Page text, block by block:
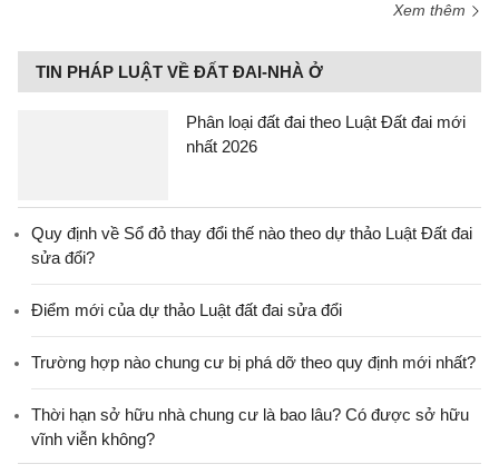
Xem thêm
TIN PHÁP LUẬT VỀ ĐẤT ĐAI-NHÀ Ở
Phân loại đất đai theo Luật Đất đai mới
nhất 2026
Quy định về Sổ đỏ thay đổi thế nào theo dự thảo Luật Đất đai
sửa đổi?
Điểm mới của dự thảo Luật đất đai sửa đổi
Trường hợp nào chung cư bị phá dỡ theo quy định mới nhất?
Thời hạn sở hữu nhà chung cư là bao lâu? Có được sở hữu
vĩnh viễn không?